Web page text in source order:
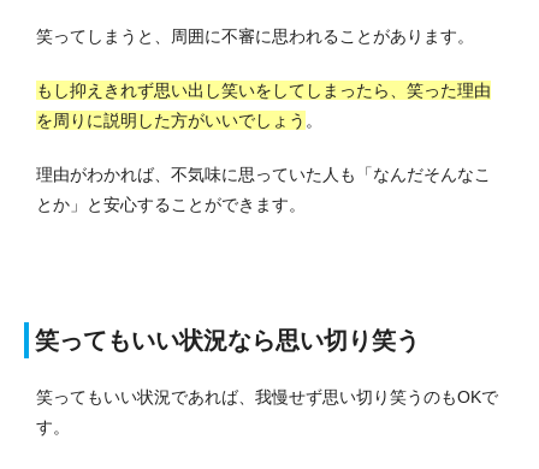
笑ってしまうと、周囲に不審に思われることがあります。
もし抑えきれず思い出し笑いをしてしまったら、笑った理由
を周りに説明した方がいいでしょう 。
理由がわかれば、不気味に思っていた人も「なんだそんなこ
とか」と安心することができます。
笑ってもいい状況なら思い切り笑う
笑ってもいい状況であれば、我慢せず思い切り笑うのもOKで
す。